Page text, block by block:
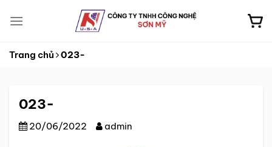
Trang chủ 023-
023-
20/06/2022 admin